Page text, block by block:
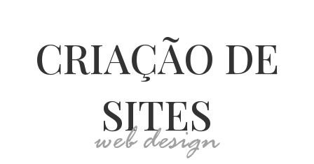
CRIAÇÃO DE
SITES
web design